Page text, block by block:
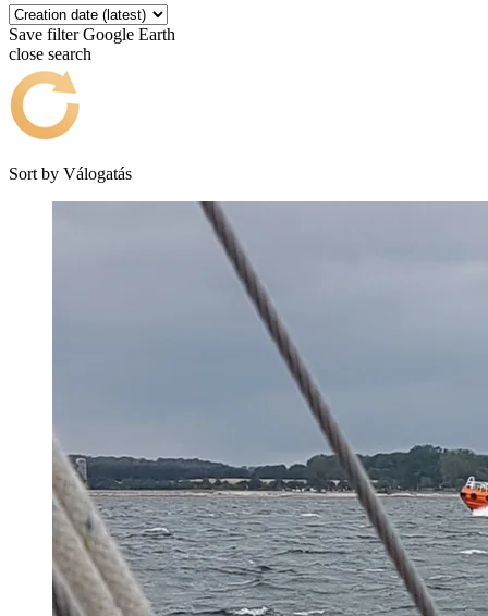
Save filter Google Earth
close search
Sort by Válogatás